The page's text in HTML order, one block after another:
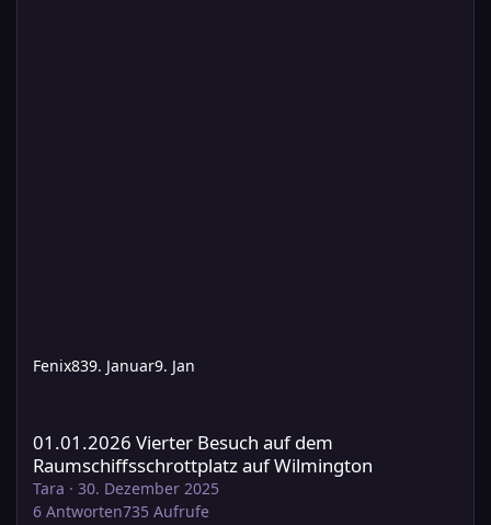
Fenix839. Januar9. Jan
01.01.2026 Vierter Besuch auf dem
Raumschiffsschrottplatz auf Wilmington
Tara · 30. Dezember 2025
6 Antworten735 Aufrufe